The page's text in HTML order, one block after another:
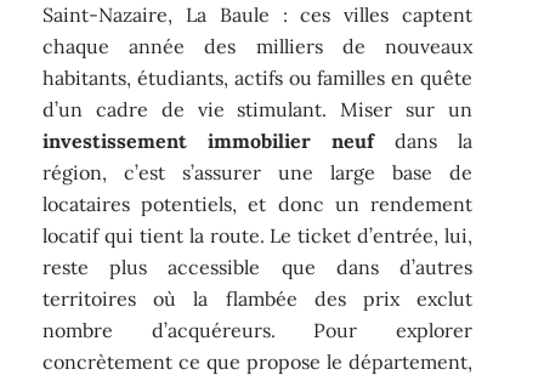
Saint-Nazaire, La Baule : ces villes captent
chaque année des milliers de nouveaux
habitants, étudiants, actifs ou familles en quête
d’un cadre de vie stimulant. Miser sur un
investissement immobilier neufdans la
région, c’est s’assurer une large base de
locataires potentiels, et donc un rendement
locatif qui tient la route. Le ticket d’entrée, lui,
reste plus accessible que dans d’autres
territoires où la flambée des prix exclut
nombre d’acquéreurs. Pour explorer
concrètement ce que propose le département,